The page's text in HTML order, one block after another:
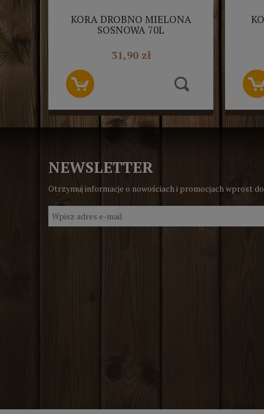
KORA DROBNO MIELONA
SOSNOWA 70L
31,90 zł
NEWSLETTER
Otrzymuj informacje o nowościach i promocjach wprost